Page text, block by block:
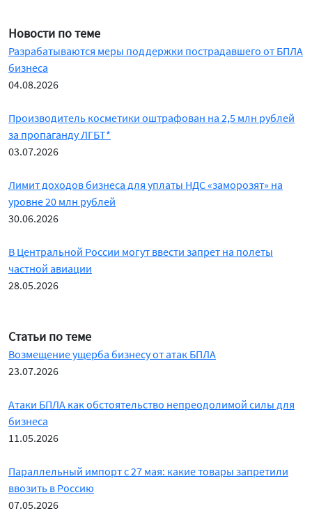
Новости по теме
Разрабатываются меры поддержки пострадавшего от БПЛА
бизнеса
04.08.2026
Производитель косметики оштрафован на 2,5 млн рублей
за пропаганду ЛГБТ*
03.07.2026
Лимит доходов бизнеса для уплаты НДС «заморозят» на
уровне 20 млн рублей
30.06.2026
В Центральной России могут ввести запрет на полеты
частной авиации
28.05.2026
Статьи по теме
Возмещение ущерба бизнесу от атак БПЛА
23.07.2026
Атаки БПЛА как обстоятельство непреодолимой силы для
бизнеса
11.05.2026
Параллельный импорт с 27 мая: какие товары запретили
ввозить в Россию
07.05.2026